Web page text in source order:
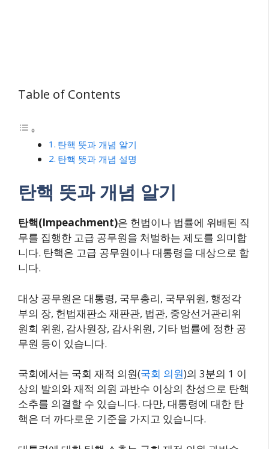
Table of Contents
탄핵 뜻과 개념 알기
탄핵 뜻과 개념 설명
탄핵 뜻과 개념 알기
탄핵(Impeachment)은 헌법이나 법률에 위배된 직
무를 집행한 고급 공무원을 처벌하는 제도를 의미합
니다. 탄핵은 고급 공무원이나 대통령을 대상으로 합
니다.
대상 공무원은 대통령, 국무총리, 국무위원, 행정각
부의 장, 헌법재판소 재판관, 법관, 중앙선거관리위
원회 위원, 감사원장, 감사위원, 기타 법률에 정한 공
무원 등이 있습니다.
국회에서는 국회 재적 의원(국회 의원)의 3분의 1 이
상의 발의와 재적 의원 과반수 이상의 찬성으로 탄핵
소추를 의결할 수 있습니다. 다만, 대통령에 대한 탄
핵은 더 까다로운 기준을 가지고 있습니다.